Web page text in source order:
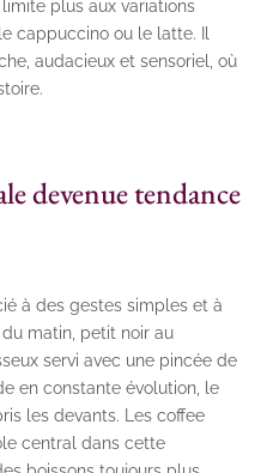
plus aux variations
cappuccino ou le latte. Il
audacieux et sensoriel, où
devenue tendance
à des gestes simples et à
matin, petit noir au
servi avec une pincée de
en constante évolution, le
les devants. Les coffee
central dans cette